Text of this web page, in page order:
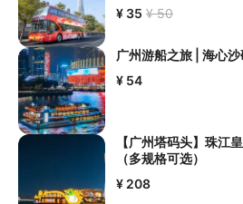
¥ 35 ¥ 50
广州游船之旅 | 海心
¥ 54
【广州塔码头】珠江
（多规格可选）
¥ 208